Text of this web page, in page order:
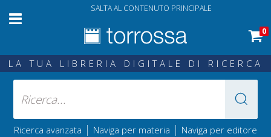
SALTA AL CONTENUTO PRINCIPALE
0
LA TUA LIBRERIA DIGITALE DI RICERCA
Ricerca avanzata | Naviga per materia | Naviga per editore